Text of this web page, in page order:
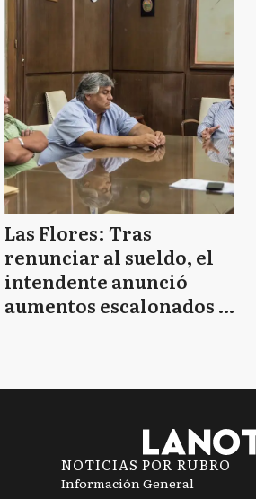
Las Flores: Tras
renunciar al sueldo, el
intendente anunció
aumentos escalonados y
NOTICIAS POR RUBRO
Información General